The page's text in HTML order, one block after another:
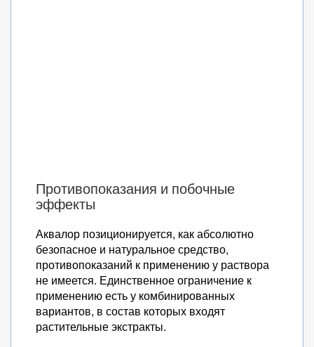
Противопоказания и побочные
эффекты
Аквалор позиционируется, как абсолютно
безопасное и натуральное средство,
противопоказаний к применению у раствора
не имеется. Единственное ограничение к
применению есть у комбинированных
вариантов, в состав которых входят
растительные экстракты.